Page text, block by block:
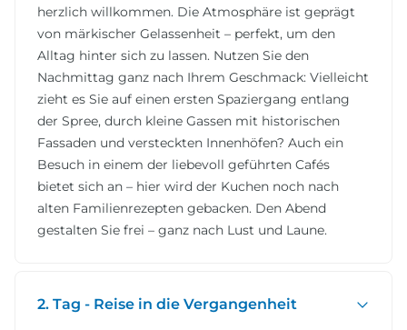
herzlich willkommen. Die Atmosphäre ist geprägt
von märkischer Gelassenheit – perfekt, um den
Alltag hinter sich zu lassen. Nutzen Sie den
Nachmittag ganz nach Ihrem Geschmack: Vielleicht
zieht es Sie auf einen ersten Spaziergang entlang
der Spree, durch kleine Gassen mit historischen
Fassaden und versteckten Innenhöfen? Auch ein
Besuch in einem der liebevoll geführten Cafés
bietet sich an – hier wird der Kuchen noch nach
alten Familienrezepten gebacken. Den Abend
gestalten Sie frei – ganz nach Lust und Laune.
2. Tag - Reise in die Vergangenheit